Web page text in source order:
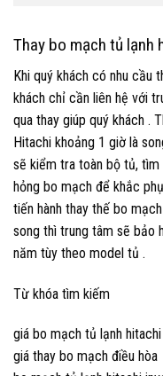
Thay bo mạch tủ lạnh
Khi quý khách có nhu cầu
khách chỉ cần liên hệ với
qua thay giúp quý khách .
Hitachi khoảng 1 giờ là
sẽ kiểm tra toàn bộ tủ, tìm
hỏng bo mạch để khắc
tiến hành thay thế bo
song thì trung tâm sẽ bảo
năm tùy theo model tủ .
Từ khóa tìm kiếm
giá bo mạch tủ lạnh
giá thay bo mạch điều hòa